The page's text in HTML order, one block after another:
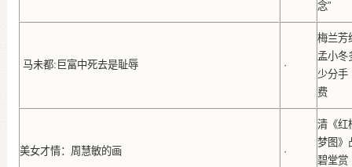
念”
马未都:巨富中死去是耻辱 ·
梅兰芳
孟小冬
少分手
费
美女才情：周慧敏的画 ·
清《红
梦图》
碧堂赏